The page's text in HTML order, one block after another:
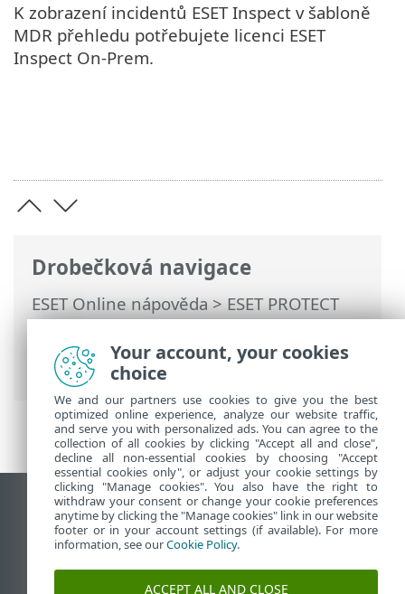
Drobečková navigace
ESET Online nápověda>ESET PROTECT
On-Prem>Používání ESET PROTECT On-
Prem>Hlavní menu ESET PROTECT On-
Prem>Přehledy> Generování přehledu
K zobrazení incidentů ESET Inspect v šabloně
MDR přehledu potřebujete licenci ESET
Inspect On-Prem.
Zobrazit verzi pro počítač
End of Life
ESET Databáze znalostí
ESET Forum
Your account, your cookies
choice
We and our partners use cookies to give you the best
optimized online experience, analyze our website traffic,
and serve you with personalized ads. You can agree to the
collection of all cookies by clicking "Accept all and close",
decline all non-essential cookies by choosing "Accept
essential cookies only", or adjust your cookie settings by
clicking "Manage cookies". You also have the right to
withdraw your consent or change your cookie preferences
anytime by clicking the "Manage cookies" link in our website
footer or in your account settings (if available). For more
information, see ourCookie Policy.
ACCEPT ALL AND CLOSE